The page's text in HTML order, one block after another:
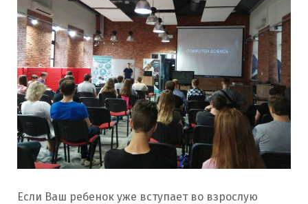
Если Ваш ребенок уже вступает во взрослую